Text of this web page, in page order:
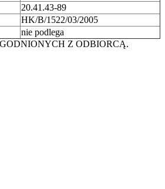
20.41.43-89
HK/B/1522/03/2005
nie podlega
Z ODBIORCĄ.